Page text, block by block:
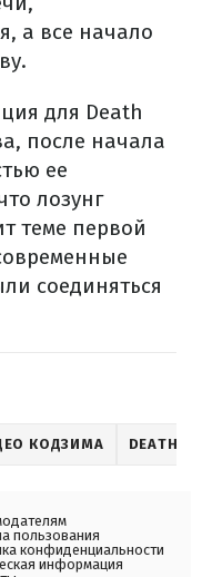
а все начало
для Death
после начала
ее
лозунг
теме первой
соединяться
КОДЗИМА DEATH
пользования
конфиденциальности
информация